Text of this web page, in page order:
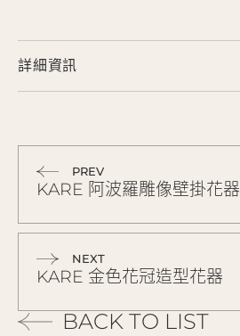
詳細資訊
PREV
KARE 阿波羅雕像壁掛花器
NEXT
KARE 金色花冠造型花器
BACK TO LIST